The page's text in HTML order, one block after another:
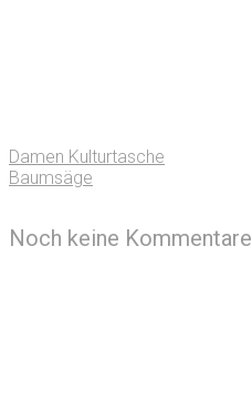
Damen Kulturtasche
Baumsäge
Noch keine Kommentare